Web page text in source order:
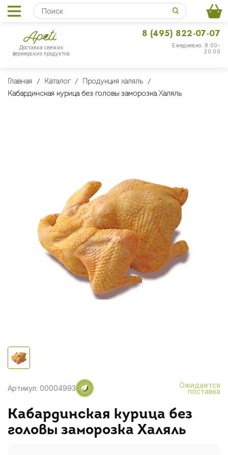
Доставка свежих
фермерских продуктов
Ежедневно: 8:00-
20:00
8 (495) 822-07-07
Главная Каталог
Продукция халяль
Кабардинская курица без головы заморозка Халяль
Артикул: 00004993 Ожидается
поставка
Кабардинская курица без
головы заморозка Халяль